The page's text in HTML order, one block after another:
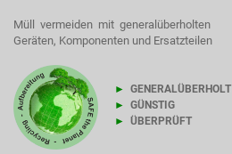
Müll vermeiden mit generalüberholten
Geräten, Komponenten und Ersatzteilen
► GENERALÜBERHOLT
► GÜNSTIG
► ÜBERPRÜFT